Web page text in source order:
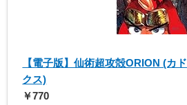
【電子版】仙術超攻殻ORION (カ
クス)
￥770